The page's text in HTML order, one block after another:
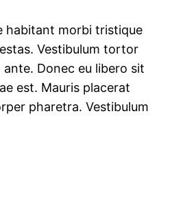
habitant morbi tristique
Vestibulum tortor
Donec eu libero sit
est. Mauris placerat
pharetra. Vestibulum